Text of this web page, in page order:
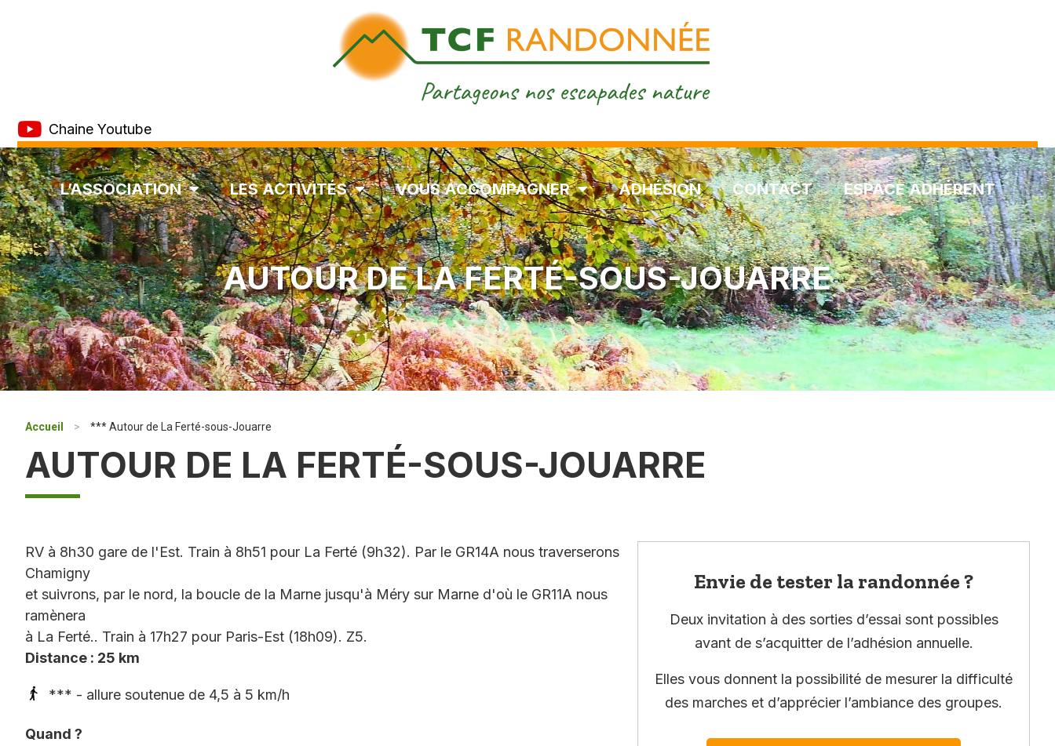
Chaine Youtube
L’ASSOCIATION LES ACTIVITÉS VOUS ACCOMPAGNER ADHÉSION CONTACT ESPACE ADHÉRENT
AUTOUR DE LA FERTÉ-SOUS-JOUARRE
Accueil > *** Autour de La Ferté-sous-Jouarre
AUTOUR DE LA FERTÉ-SOUS-JOUARRE
RV à 8h30 gare de l'Est. Train à 8h51 pour La Ferté (9h32). Par le GR14A nous traverserons
Chamigny
et suivrons, par le nord, la boucle de la Marne jusqu'à Méry sur Marne d'où le GR11A nous
ramènera
à La Ferté.. Train à 17h27 pour Paris-Est (18h09). Z5.
Distance : 25 km
*** - allure soutenue de 4,5 à 5 km/h
Quand ?
Envie de tester la randonnée ?
Deux invitation à des sorties d’essai sont possibles
avant de s’acquitter de l’adhésion annuelle.
Elles vous donnent la possibilité de mesurer la difficulté
des marches et d’apprécier l’ambiance des groupes.